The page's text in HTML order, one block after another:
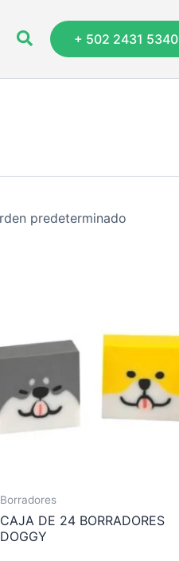
Buscar + 502 2431 5340
Borradores
CAJA DE 24 BORRADORES
DOGGY